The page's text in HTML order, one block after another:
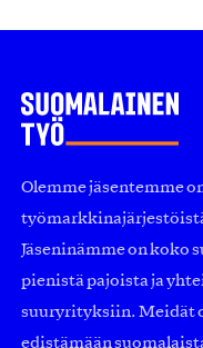
Olemme jäsentemme
Jäseninämme on koko
pienistä pajoista ja
suuryrityksiin. Meidät
edistämään